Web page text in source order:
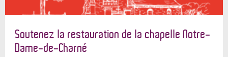
Soutenez la restauration de la chapelle Notre-
Dame-de-Charné